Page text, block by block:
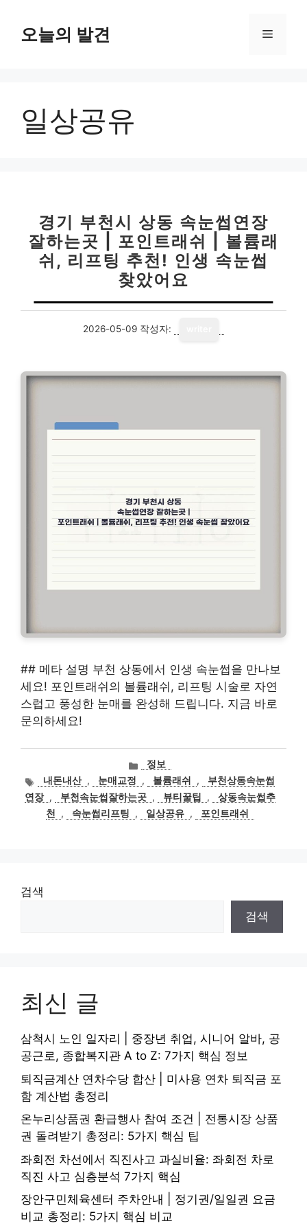
오늘의 발견 메
일상공유
경기 부천시 상동 속눈썹연장
잘하는곳 | 포인트래쉬 | 볼륨래
쉬, 리프팅 추천! 인생 속눈썹
찾았어요
2026-05-09 작성자:
## 메타 설명 부천 상동에서 인생 속눈썹을 만나보
세요! 포인트래쉬의 볼륨래쉬, 리프팅 시술로 자연
스럽고 풍성한 눈매를 완성해 드립니다. 지금 바로
문의하세요!
카
고
리
정보
태
그
내돈내산 , 눈매교정 , 볼륨래쉬 ,
부천상동속눈썹
연장 , 부천속눈썹잘하는곳 , 뷰티꿀팁 ,
상동속눈썹추
천
, 속눈썹리프팅 , 일상공유 , 포인트래쉬
검색
검색
최신 글
삼척시 노인 일자리 | 중장년 취업, 시니어 알바, 공
공근로, 종합복지관 A to Z: 7가지 핵심 정보
퇴직금계산 연차수당 합산 | 미사용 연차 퇴직금 포
함 계산법 총정리
온누리상품권 환급행사 참여 조건 | 전통시장 상품
권 돌려받기 총정리: 5가지 핵심 팁
좌회전 차선에서 직진사고 과실비율: 좌회전 차로
직진 사고 심층분석 7가지 핵심
장안구민체육센터 주차안내 | 정기권/일일권 요금
비교 총정리: 5가지 핵심 비교